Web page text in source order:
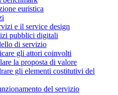
euristica
e il service design
pubblici digitali
di servizio
gli attori coinvolti
la proposta di valore
gli elementi costitutivi del
del servizio